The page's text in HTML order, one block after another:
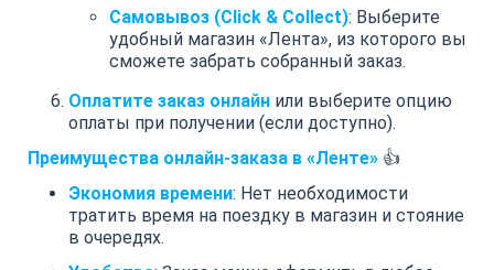
Самовывоз (Click & Collect): Выберите
удобный магазин «Лента», из которого вы
сможете забрать собранный заказ.
Оплатите заказ онлайн или выберите опцию
оплаты при получении (если доступно).
Преимущества онлайн-заказа в «Ленте» 👍
Экономия времени: Нет необходимости
тратить время на поездку в магазин и стояние
в очередях.